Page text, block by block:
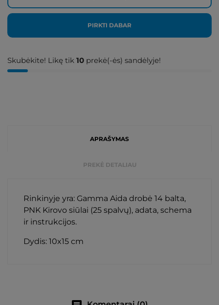
PIRKTI DABAR
Skubėkite! Likę tik 10 prekė(-ės) sandėlyje!
APRAŠYMAS
PREKĖ DETALIAU
Rinkinyje yra: Gamma Aida drobė 14 balta,
PNK Kirovo siūlai (25 spalvų), adata, schema
ir instrukcijos.
Dydis: 10x15 cm